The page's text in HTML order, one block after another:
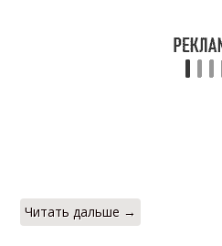
Читать дальше →